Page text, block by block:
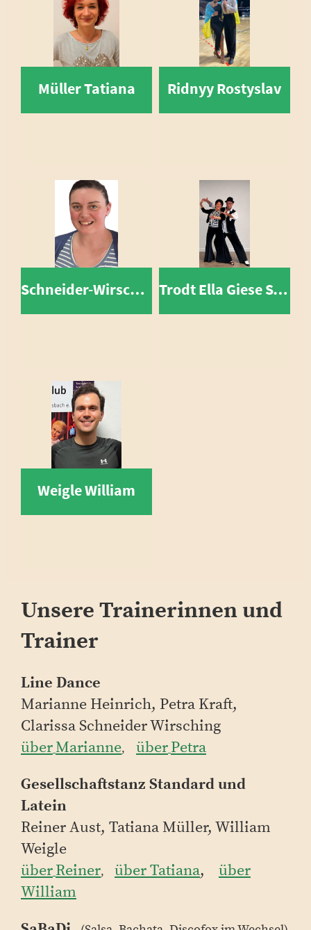
Müller Tatiana Ridnyy Rostyslav
Schneider-Wirsching Clarissa Trodt Ella Giese Steffen
Weigle William
Unsere Trainerinnen und
Trainer
Line Dance
Marianne Heinrich, Petra Kraft,
Clarissa Schneider Wirsching
überMarianne, überPetra
Gesellschaftstanz Standard und
Latein
Reiner Aust, Tatiana Müller, William
Weigle
überReiner, über Tatiana, über
William